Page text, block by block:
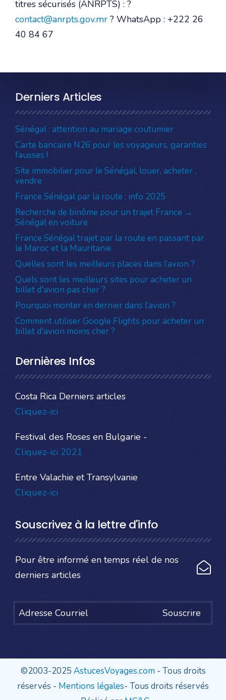
titres sécurisés (ANRPTS) : ?
contact@anrpts.gov.mr? WhatsApp : +222 26
40 84 67
Derniers Articles
Sénégal : attention au mariage coutumier
Carte bancaire N26 pour les voyageurs, garanties
fausses !
Site immobilier pour le Sénégal, louer, acheter ,
vendre
France Sénégal par la route : info 2025
Recherche de binôme pour un trajet France →
Sénégal en voiture
France Sénégal trajet par la route en passant par
le Maroc et la Mauritanie
Quelles sont les meilleurs places dans l’avion ?
Quels sont les meilleurs sites pour acheter un
billet d'avion pas cher ?
Pourquoi monter en dernier dans l’avion ?
Comment utiliser Google Flights pour acheter un
billet d'avion moins cher ?
Dernières Infos
Costa Rica Derniers articles
Cliquez-ici
Festival des Roses en Bulgarie -
Cliquez-ici 2021
Entre Valachie et Transylvanie
Cliquez-ici
Souscrivez à la lettre d'info
Pour être informé en temps réel de nos
derniers articles
Souscrire
©2003-2025 AstucesVoyages.com - Tous droits
réservés - Mentions légales- Tous droits réservés